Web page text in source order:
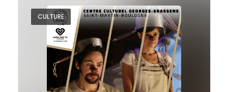
CULTURE